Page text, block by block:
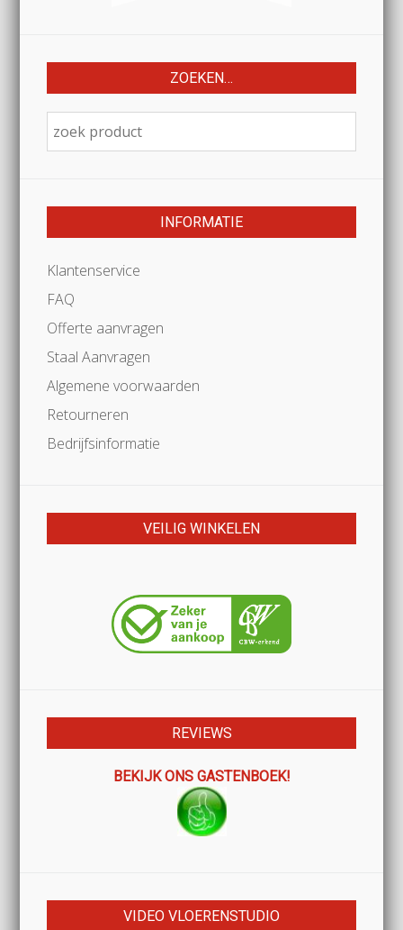
ZOEKEN…
INFORMATIE
Klantenservice
FAQ
Offerte aanvragen
Staal Aanvragen
Algemene voorwaarden
Retourneren
Bedrijfsinformatie
VEILIG WINKELEN
REVIEWS
BEKIJK ONS GASTENBOEK!
VIDEO VLOERENSTUDIO